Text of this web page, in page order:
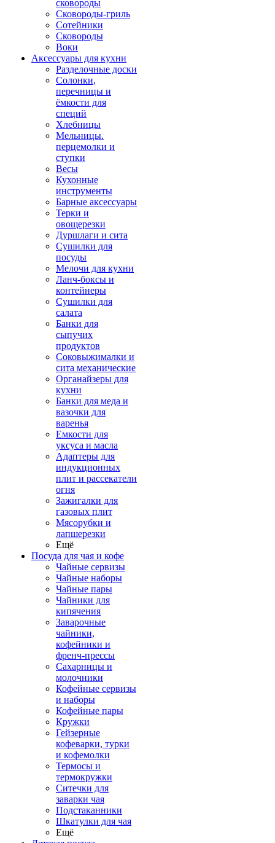
сковороды
Сковороды-гриль
Сотейники
Сковороды
Воки
Аксессуары для кухни
Разделочные доски
Солонки,
перечницы и
ёмкости для
специй
Хлебницы
Мельницы.
перцемолки и
ступки
Весы
Кухонные
инструменты
Барные аксессуары
Терки и
овощерезки
Дуршлаги и сита
Сушилки для
посуды
Мелочи для кухни
Ланч-боксы и
контейнеры
Сушилки для
салата
Банки для
сыпучих
продуктов
Соковыжималки и
сита механические
Органайзеры для
кухни
Банки для меда и
вазочки для
варенья
Емкости для
уксуса и масла
Адаптеры для
индукционных
плит и рассекатели
огня
Зажигалки для
газовых плит
Мясорубки и
лапшерезки
Ещё
Посуда для чая и кофе
Чайные сервизы
Чайные наборы
Чайные пары
Чайники для
кипячения
Заварочные
чайники,
кофейники и
френч-прессы
Сахарницы и
молочники
Кофейные сервизы
и наборы
Кофейные пары
Кружки
Гейзерные
кофеварки, турки
и кофемолки
Термосы и
термокружки
Ситечки для
заварки чая
Подстаканники
Шкатулки для чая
Ещё